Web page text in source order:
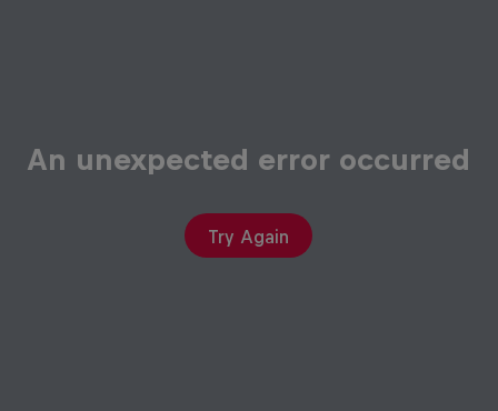
An unexpected error occurred
Try Again